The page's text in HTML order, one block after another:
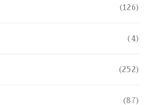
(126)
(4)
(252)
(87)